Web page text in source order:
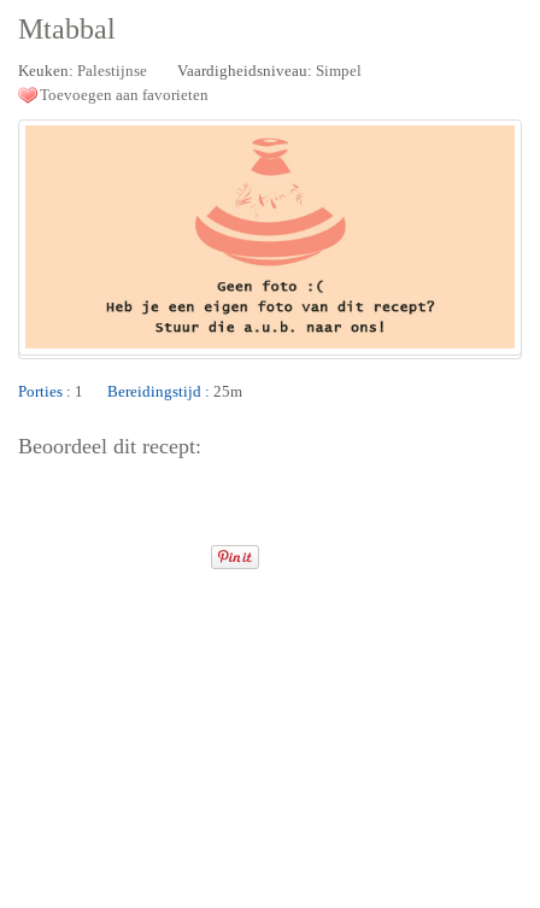
Mtabbal
Keuken:Palestijnse Vaardigheidsniveau: Simpel
Toevoegen aan favorieten
Porties : 1 Bereidingstijd : 25m
Beoordeel dit recept: